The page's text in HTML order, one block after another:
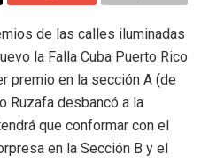
de las calles iluminadas
la Falla Cuba Puerto Rico
premio en la sección A (de
Ruzafa desbancó a la
que conformar con el
en la Sección B y el